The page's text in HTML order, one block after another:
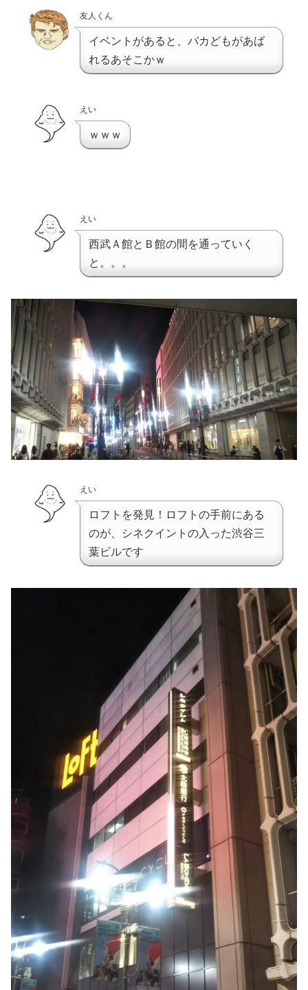
友人くん
イベントがあると、バカどもがあば
れるあそこかｗ
えい
ｗｗｗ
えい
西武Ａ館とＢ館の間を通っていく
と。。。
えい
ロフトを発見！ロフトの手前にある
のが、シネクイントの入った渋谷三
葉ビルです